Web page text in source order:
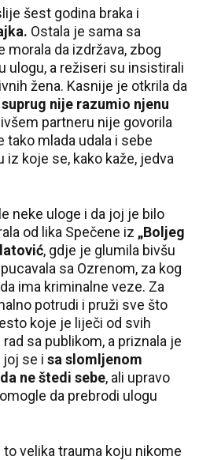
šest godina braka i
Ostala je sama sa
da izdržava, zbog
ulogu, a režiseri su insistirali
žena. Kasnije je otkrila da
suprug nije razumio njenu
partneru nije govorila
tako mlada udala i sebe
koje se, kako kaže, jedva
neke uloge i da joj je bilo
od lika Spečene iz „Boljeg
, gdje je glumila bivšu
sa Ozrenom, za kog
ima kriminalne veze. Za
potrudi i pruži sve što
koje je liječi od svih
sa publikom, a priznala je
joj se i sa slomljenom
ne štedi sebe, ali upravo
da prebrodi ulogu
velika trauma koju nikome